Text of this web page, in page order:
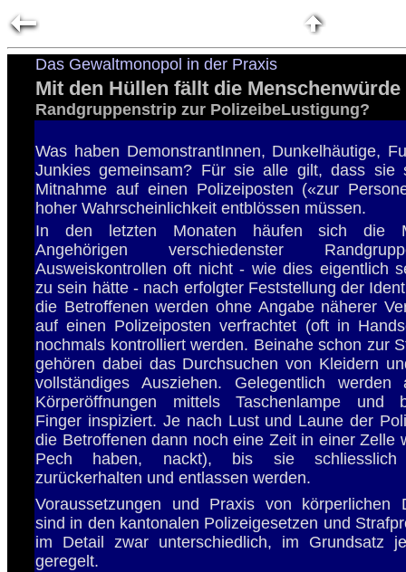
Das Gewaltmonopol in der Praxis
Mit den Hüllen fällt die Menschenwürde
Randgruppenstrip zur PolizeibeLustigung?
Was haben DemonstrantInnen, Dunkelhäutige,
Junkies gemeinsam? Für sie alle gilt, dass sie
Mitnahme auf einen Polizeiposten («zur
hoher Wahrscheinlichkeit entblössen müssen.
In den letzten Monaten häufen sich die
Angehörigen verschiedenster
Ausweiskontrollen oft nicht - wie dies eigentlich
zu sein hätte - nach erfolgter Feststellung der
die Betroffenen werden ohne Angabe näherer
auf einen Polizeiposten verfrachtet (oft in
nochmals kontrolliert werden. Beinahe schon zur
gehören dabei das Durchsuchen von Kleidern
vollständiges Ausziehen. Gelegentlich
Körperöffnungen mittels Taschenlampe und
Finger inspiziert. Je nach Lust und Laune der
die Betroffenen dann noch eine Zeit in einer Zelle
Pech haben, nackt), bis sie schliesslich
zurückerhalten und entlassen werden.
Voraussetzungen und Praxis von körperlichen
sind in den kantonalen Polizeigesetzen und
im Detail zwar unterschiedlich, im Grundsatz
geregelt.